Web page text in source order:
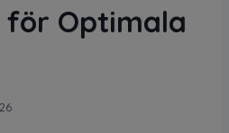
för Optimala